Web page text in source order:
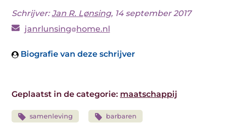
Schrijver:Jan R. Lønsing, 14 september 2017
janrlunsing home.nl
Biografie van deze schrijver
Geplaatst in de categorie: maatschappij
samenleving barbaren